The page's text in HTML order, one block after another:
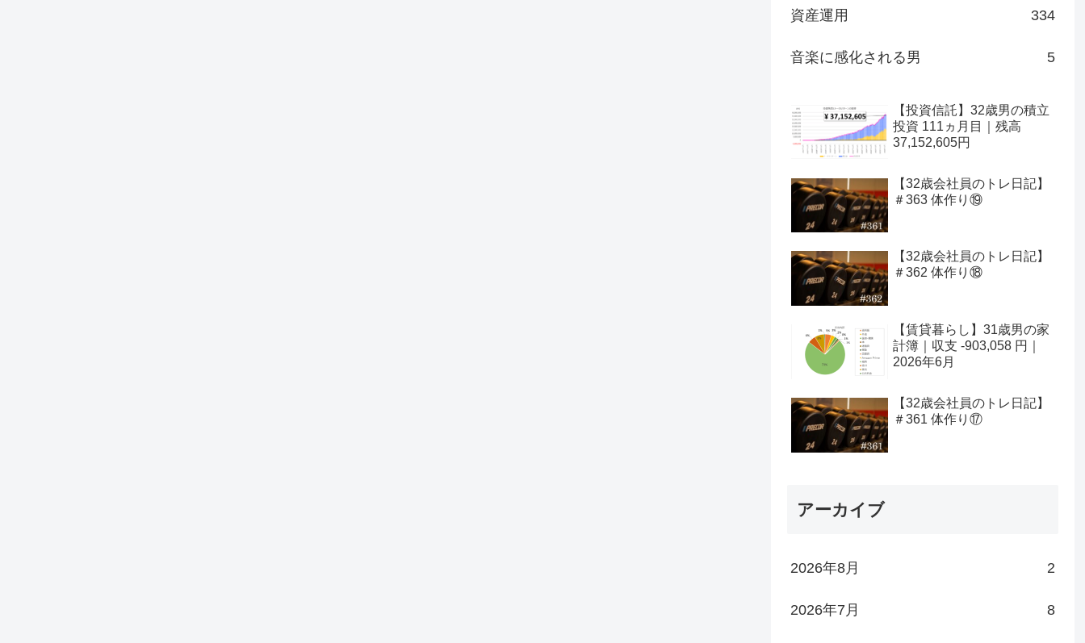
資産運用 334
音楽に感化される男 5
【投資信託】32歳男の積立
投資 111ヵ月目｜残高
37,152,605円
【32歳会社員のトレ日記】
＃363 体作り⑲
【32歳会社員のトレ日記】
＃362 体作り⑱
【賃貸暮らし】31歳男の家
計簿｜収支 -903,058 円｜
2026年6月
【32歳会社員のトレ日記】
＃361 体作り⑰
アーカイブ
2026年8月 2
2026年7月 8